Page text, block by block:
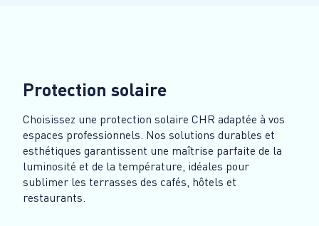
Protection solaire
Choisissez une protection solaire CHR adaptée à vos
espaces professionnels. Nos solutions durables et
esthétiques garantissent une maîtrise parfaite de la
luminosité et de la température, idéales pour
sublimer les terrasses des cafés, hôtels et
restaurants.